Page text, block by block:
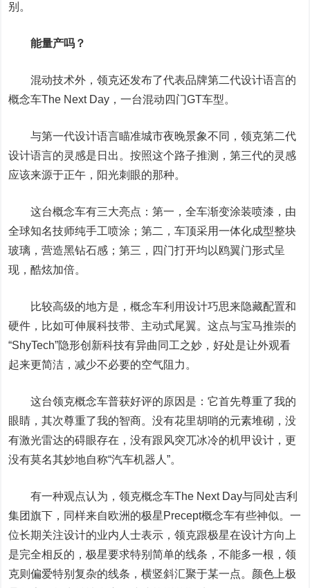
别。
能量产吗？
混动技术外，领克还发布了代表品牌第二代设计语言的
概念车The Next Day，一台混动四门GT车型。
与第一代设计语言瞄准城市夜晚景象不同，领克第二代
设计语言的灵感是日出。按照这个路子推测，第三代的灵感
应该来源于正午，阳光刺眼的那种。
这台概念车有三大亮点：第一，全车渐变涂装喷漆，由
全球知名技师纯手工喷涂；第二，车顶采用一体化成型整块
玻璃，营造黑钻石感；第三，四门打开均以鸥翼门形式呈
现，酷炫加倍。
比较高级的地方是，概念车利用设计巧思来隐藏配置和
硬件，比如可伸展科技带、主动式尾翼。这点与宝马推崇的
“ShyTech”隐形创新科技有异曲同工之妙，好处是让外观看
起来更简洁，减少不必要的空气阻力。
这台领克概念车普获好评的原因是：它首先尊重了我的
眼睛，其次尊重了我的智商。没有花里胡哨的元素堆砌，没
有激光雷达的碍眼存在，没有跟风突兀冰冷的机甲设计，更
没有莫名其妙地自称“汽车机器人”。
有一种观点认为，领克概念车The Next Day与同处吉利
集团旗下，同样来自欧洲的极星Precept概念车有些神似。一
位长期关注设计的业内人士表示，领克跟极星在设计方向上
是完全相反的，极星要求特别简单的线条，不能多一根，领
克则偏爱特别复杂的线条，横竖斜汇聚于某一点。颜色上极